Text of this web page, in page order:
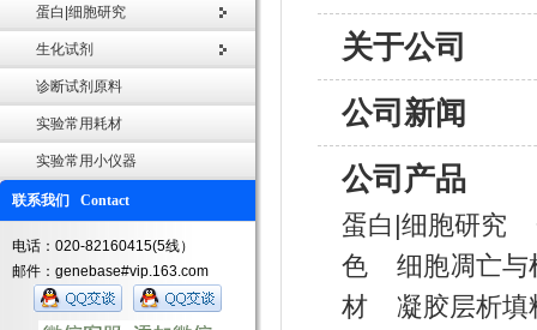
蛋白|细胞研究
生化试剂
诊断试剂原料
实验常用耗材
实验常用小仪器
联系我们 Contact
电话：020-82160415(5线）
邮件：genebase#vip.163.com
关于公司
公司新闻
公司产品
蛋白|细胞研究
色
细胞凋亡与
材
凝胶层析填